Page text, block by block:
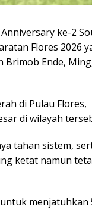
ke-2
Flores 2026
Ende,
di Pulau Flores,
di wilayah
tahan sistem,
ketat namun
menjatuhkan